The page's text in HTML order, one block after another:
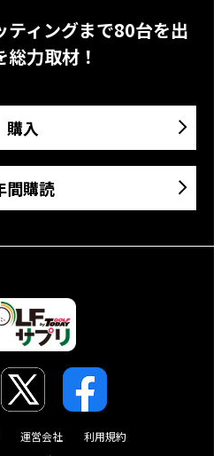
ティングまで80台を出
力取材！
購入
間購読
運営会社
利用規約